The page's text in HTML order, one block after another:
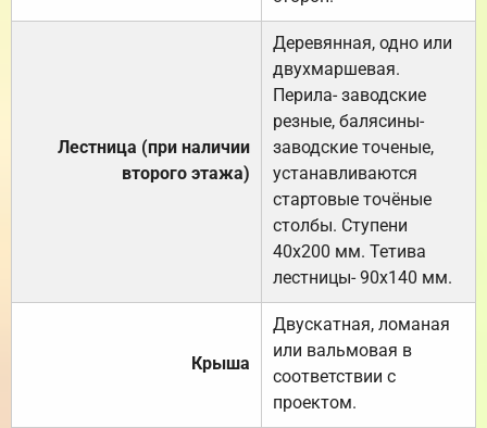
Лестница (при наличии
второго этажа)
Деревянная, одно или
двухмаршевая.
Перила- заводские
резные, балясины-
заводские точеные,
устанавливаются
стартовые точёные
столбы. Ступени
40х200 мм. Тетива
лестницы- 90х140 мм.
Крыша
Двускатная, ломаная
или вальмовая в
соответствии с
проектом.